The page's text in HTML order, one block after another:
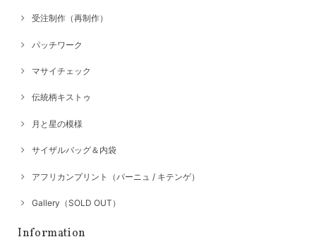
受注制作（再制作）
パッチワーク
マサイチェック
伝統柄キストゥ
月と星の模様
サイザルバッグ＆内袋
アフリカンプリント（パーニュ / キテンゲ）
Gallery（SOLD OUT）
Information